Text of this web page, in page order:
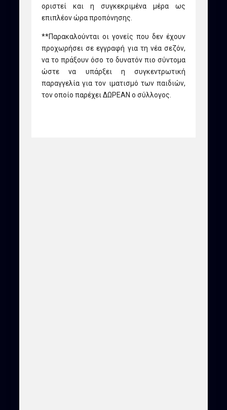
οριστεί και η συγκεκριμένα μέρα ως
επιπλέον ώρα προπόνησης.
**Παρακαλούνται οι γονείς που δεν έχουν
προχωρήσει σε εγγραφή για τη νέα σεζόν,
να το πράξουν όσο το δυνατόν πιο σύντομα
ώστε να υπάρξει η συγκεντρωτική
παραγγελία για τον ιματισμό των παιδιών,
τον οποίο παρέχει ΔΩΡΕΑΝ ο σύλλογος.